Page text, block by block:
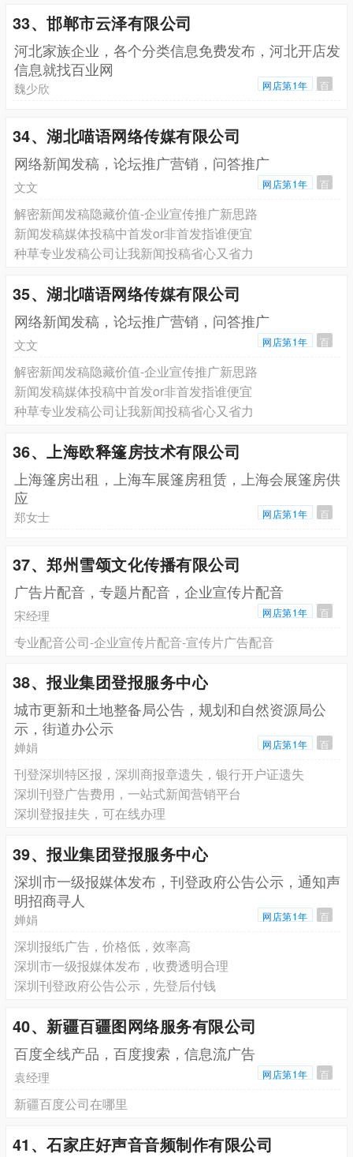
33、邯郸市云泽有限公司
河北家族企业，各个分类信息免费发布，河北开店发
信息就找百业网
魏少欣 网店第1年 百
34、湖北喵语网络传媒有限公司
网络新闻发稿，论坛推广营销，问答推广
文文 网店第1年 百
解密新闻发稿隐藏价值-企业宣传推广新思路
新闻发稿媒体投稿中首发or非首发指谁便宜
种草专业发稿公司让我新闻投稿省心又省力
35、湖北喵语网络传媒有限公司
网络新闻发稿，论坛推广营销，问答推广
文文 网店第1年 百
解密新闻发稿隐藏价值-企业宣传推广新思路
新闻发稿媒体投稿中首发or非首发指谁便宜
种草专业发稿公司让我新闻投稿省心又省力
36、上海欧释篷房技术有限公司
上海篷房出租，上海车展篷房租赁，上海会展篷房供
应
郑女士 网店第1年 百
37、郑州雪颂文化传播有限公司
广告片配音，专题片配音，企业宣传片配音
宋经理 网店第1年 百
专业配音公司-企业宣传片配音-宣传片广告配音
38、报业集团登报服务中心
城市更新和土地整备局公告，规划和自然资源局公
示，街道办公示
婵娟 网店第1年 百
刊登深圳特区报，深圳商报章遗失，银行开户证遗失
深圳刊登广告费用，一站式新闻营销平台
深圳登报挂失，可在线办理
39、报业集团登报服务中心
深圳市一级报媒体发布，刊登政府公告公示，通知声
明招商寻人
婵娟 网店第1年 百
深圳报纸广告，价格低，效率高
深圳市一级报媒体发布，收费透明合理
深圳刊登政府公告公示，先登后付钱
40、新疆百疆图网络服务有限公司
百度全线产品，百度搜索，信息流广告
袁经理 网店第1年 百
新疆百度公司在哪里
41、石家庄好声音音频制作有限公司